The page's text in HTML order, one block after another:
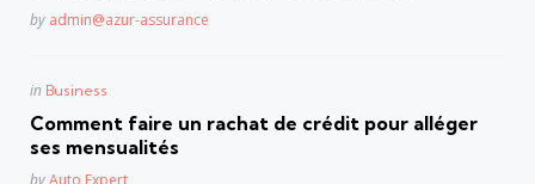
Posted
by admin@azur-assurance
Posted
in Business
Comment faire un rachat de crédit pour alléger
ses mensualités
Posted
byAuto Expert